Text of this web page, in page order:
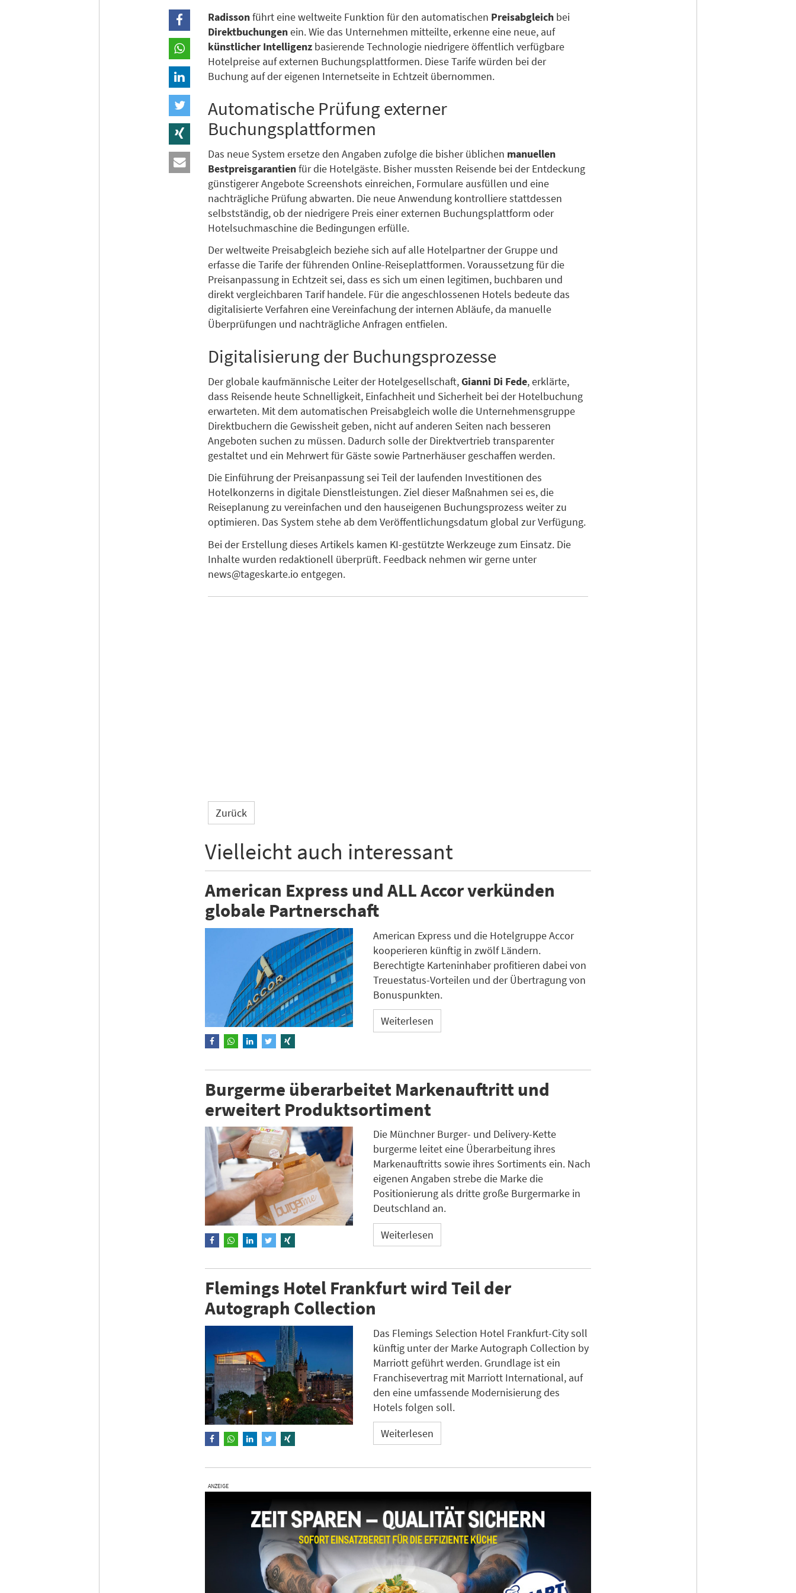
Radissonführt eine weltweite Funktion für den automatischen Preisabgleich bei
Direktbuchungenein. Wie das Unternehmen mitteilte, erkenne eine neue, auf
künstlicher Intelligenz basierende Technologie niedrigere öffentlich verfügbare
Hotelpreise auf externen Buchungsplattformen. Diese Tarife würden bei der
Buchung auf der eigenen Internetseite in Echtzeit übernommen.
Automatische Prüfung externer
Buchungsplattformen
Das neue System ersetze den Angaben zufolge die bisher üblichen manuellen
Bestpreisgarantienfür die Hotelgäste. Bisher mussten Reisende bei der Entdeckung
günstigerer Angebote Screenshots einreichen, Formulare ausfüllen und eine
nachträgliche Prüfung abwarten. Die neue Anwendung kontrolliere stattdessen
selbstständig, ob der niedrigere Preis einer externen Buchungsplattform oder
Hotelsuchmaschine die Bedingungen erfülle.
Der weltweite Preisabgleich beziehe sich auf alle Hotelpartner der Gruppe und
erfasse die Tarife der führenden Online-Reiseplattformen. Voraussetzung für die
Preisanpassung in Echtzeit sei, dass es sich um einen legitimen, buchbaren und
direkt vergleichbaren Tarif handele. Für die angeschlossenen Hotels bedeute das
digitalisierte Verfahren eine Vereinfachung der internen Abläufe, da manuelle
Überprüfungen und nachträgliche Anfragen entfielen.
Digitalisierung der Buchungsprozesse
Der globale kaufmännische Leiter der Hotelgesellschaft,Gianni Di Fede, erklärte,
dass Reisende heute Schnelligkeit, Einfachheit und Sicherheit bei der Hotelbuchung
erwarteten. Mit dem automatischen Preisabgleich wolle die Unternehmensgruppe
Direktbuchern die Gewissheit geben, nicht auf anderen Seiten nach besseren
Angeboten suchen zu müssen. Dadurch solle der Direktvertrieb transparenter
gestaltet und ein Mehrwert für Gäste sowie Partnerhäuser geschaffen werden.
Die Einführung der Preisanpassung sei Teil der laufenden Investitionen des
Hotelkonzerns in digitale Dienstleistungen. Ziel dieser Maßnahmen sei es, die
Reiseplanung zu vereinfachen und den hauseigenen Buchungsprozess weiter zu
optimieren. Das System stehe ab dem Veröffentlichungsdatum global zur Verfügung.
Bei der Erstellung dieses Artikels kamen KI-gestützte Werkzeuge zum Einsatz. Die
Inhalte wurden redaktionell überprüft. Feedback nehmen wir gerne unter
news@tageskarte.io entgegen.
Zurück
Vielleicht auch interessant
American Express und ALL Accor verkünden
globale Partnerschaft
American Express und die Hotelgruppe Accor
kooperieren künftig in zwölf Ländern.
Berechtigte Karteninhaber profitieren dabei von
Treuestatus-Vorteilen und der Übertragung von
Bonuspunkten.
Weiterlesen
Burgerme überarbeitet Markenauftritt und
erweitert Produktsortiment
Die Münchner Burger- und Delivery-Kette
burgerme leitet eine Überarbeitung ihres
Markenauftritts sowie ihres Sortiments ein. Nach
eigenen Angaben strebe die Marke die
Positionierung als dritte große Burgermarke in
Deutschland an.
Weiterlesen
Flemings Hotel Frankfurt wird Teil der
Autograph Collection
Das Flemings Selection Hotel Frankfurt-City soll
künftig unter der Marke Autograph Collection by
Marriott geführt werden. Grundlage ist ein
Franchisevertrag mit Marriott International, auf
den eine umfassende Modernisierung des
Hotels folgen soll.
Weiterlesen
ANZEIGE